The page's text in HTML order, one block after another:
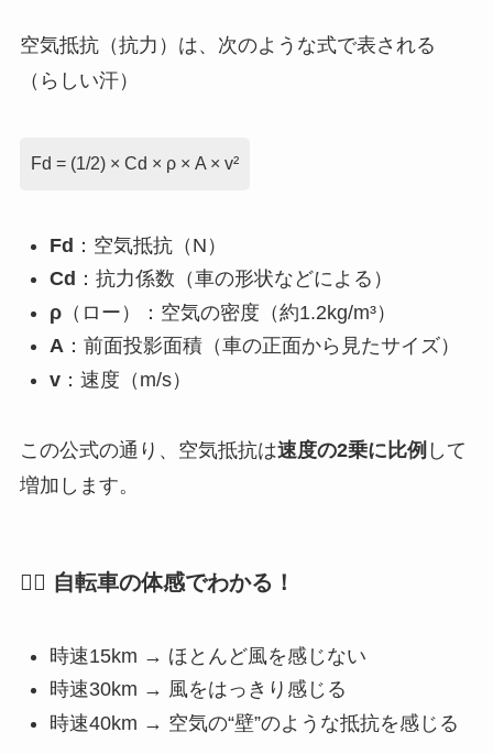
空気抵抗（抗力）は、次のような式で表される
（らしい汗）
Fd = (1/2) × Cd × ρ × A × v²
Fd ：空気抵抗（N）
Cd ：抗力係数（車の形状などによる）
ρ（ロー）：空気の密度（約1.2kg/m³）
A：前面投影面積（車の正面から見たサイズ）
v：速度（m/s）
この公式の通り、空気抵抗は速度の2乗に比例 して
増加します。
🚴‍♂️ 自転車の体感でわかる！
時速15km → ほとんど風を感じない
時速30km → 風をはっきり感じる
時速40km → 空気の“壁”のような抵抗を感じる